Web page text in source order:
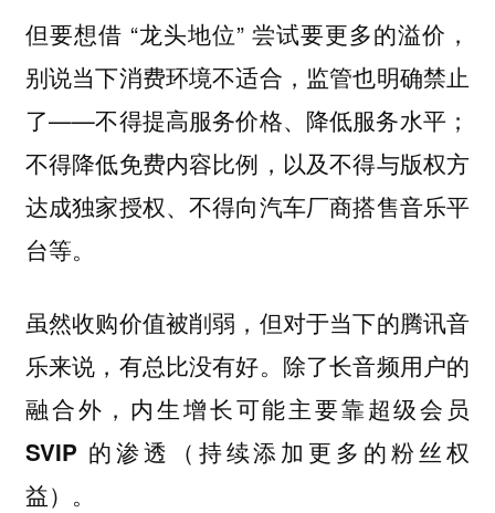
但要想借 “龙头地位” 尝试要更多的溢价，
别说当下消费环境不适合，监管也明确禁止
了——不得提高服务价格、降低服务水平；
不得降低免费内容比例，以及不得与版权方
达成独家授权、不得向汽车厂商搭售音乐平
台等。
虽然收购价值被削弱，但对于当下的腾讯音
乐来说，有总比没有好。除了长音频用户的
融合外，内生增长可能主要靠超级会员
SVIP 的渗透（持续添加更多的粉丝权
益）。